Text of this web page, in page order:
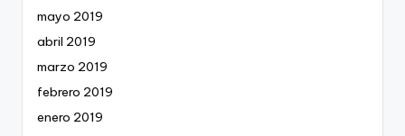
mayo 2019
abril 2019
marzo 2019
febrero 2019
enero 2019